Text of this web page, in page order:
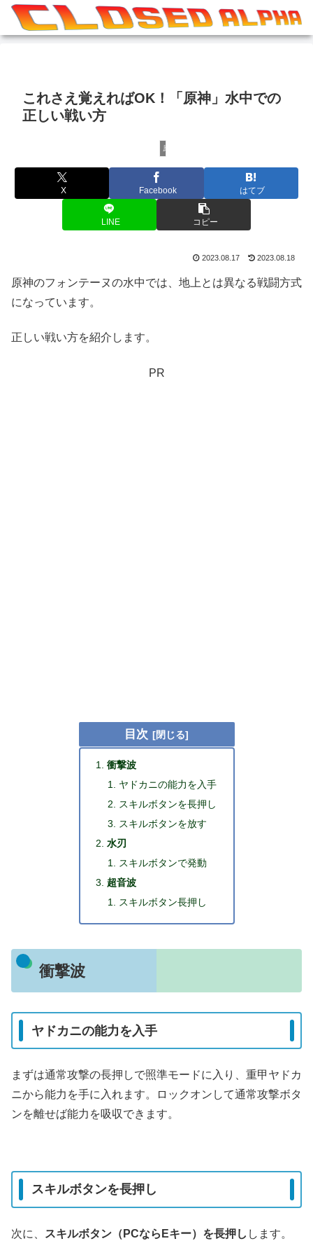
これさえ覚えればOK！「原神」水中での
正しい戦い方
原神
X Facebook はてブ
LINE コピー
2023.08.17 2023.08.18
原神のフォンテーヌの水中では、地上とは異なる戦闘方式
になっています。
正しい戦い方を紹介します。
PR
目次
衝撃波
ヤドカニの能力を入手
スキルボタンを長押し
スキルボタンを放す
水刃
スキルボタンで発動
超音波
スキルボタン長押し
衝撃波
ヤドカニの能力を入手
まずは通常攻撃の長押しで照準モードに入り、重甲ヤドカ
ニから能力を手に入れます。ロックオンして通常攻撃ボタ
ンを離せば能力を吸収できます。
スキルボタンを長押し
次に、 スキルボタン（PCならEキー）を長押し します。